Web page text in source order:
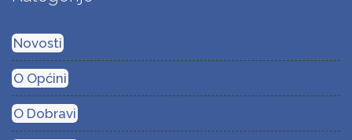
Novosti
O Općini
O Dobravi